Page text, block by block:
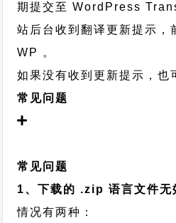
期提交至 WordPress
站后台收到翻译更新提示，
WP 。
如果没有收到更新提示，也
常见问题
常见问题
1、下载的 .zip 语言文件无
情况有两种：